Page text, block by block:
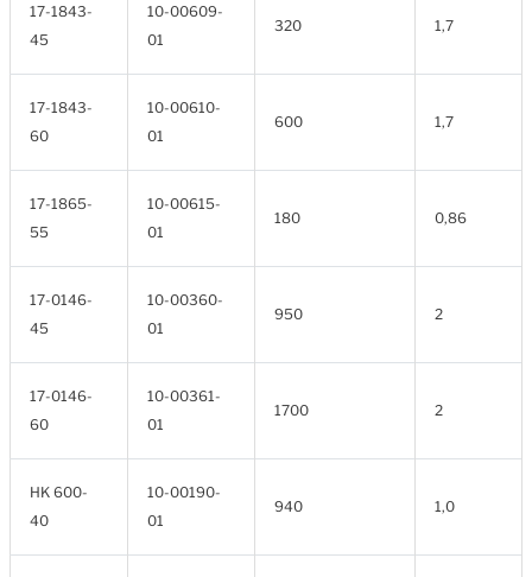
17-1843-
45
10-00609-
01
320 1,7
17-1843-
60
10-00610-
01
600 1,7
17-1865-
55
10-00615-
01
180 0,86
17-0146-
45
10-00360-
01
950 2
17-0146-
60
10-00361-
01
1700 2
HK 600-
40
10-00190-
01
940 1,0